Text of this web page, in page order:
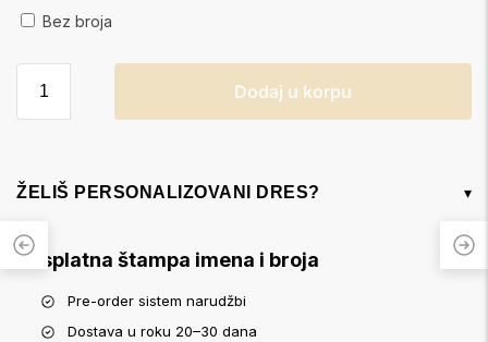
Bez broja
Dodaj u korpu
ŽELIŠ PERSONALIZOVANI DRES? ▾
Besplatna štampa imena i broja
Pre-order sistem narudžbi
Dostava u roku 20–30 dana